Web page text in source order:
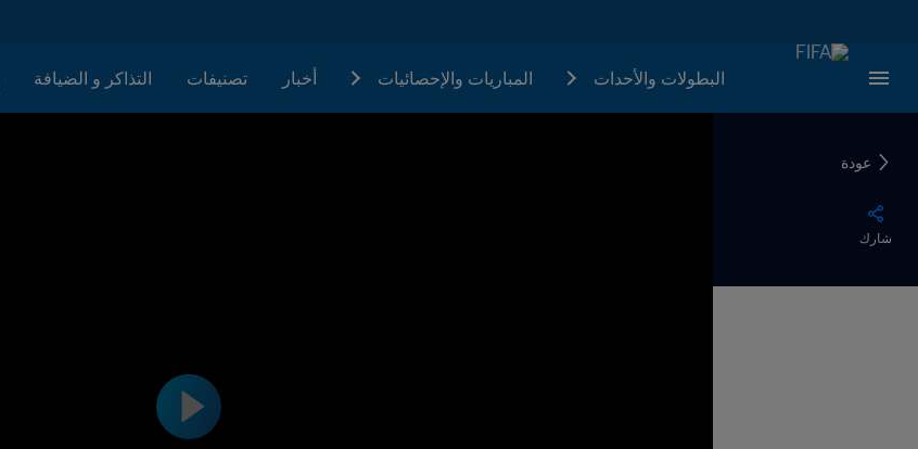
البطولات والأحدات المباريات والإحصائيات أخبار تصنيفات التذاكر و الضيافة
عودة
شارك